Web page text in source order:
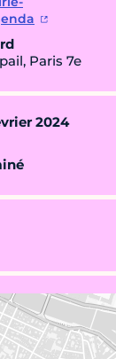
Paris 7e
2024